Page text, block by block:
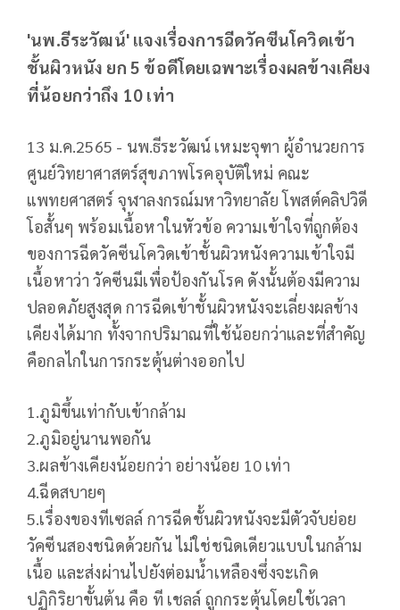
'นพ.ธีระวัฒน์' แจงเรื่องการฉีดวัคซีนโควิดเข้า
ชั้นผิวหนัง ยก 5 ข้อดีโดยเฉพาะเรื่องผลข้างเคียง
ที่น้อยกว่าถึง 10 เท่า
13 ม.ค.2565 - นพ.ธีระวัฒน์ เหมะจุฑา ผู้อำนวยการ
ศูนย์วิทยาศาสตร์สุขภาพโรคอุบัติใหม่ คณะ
แพทยศาสตร์ จุฬาลงกรณ์มหาวิทยาลัย โพสต์คลิปวิดี
โอสั้นๆ พร้อมเนื้อหาในหัวข้อ ความเข้าใจที่ถูกต้อง
ของการฉีดวัคซีนโควิดเข้าชั้นผิวหนังความเข้าใจมี
เนื้อหาว่า วัคซีนมีเพื่อป้องกันโรค ดังนั้นต้องมีความ
ปลอดภัยสูงสุด การฉีดเข้าชั้นผิวหนังจะเลี่ยงผลข้าง
เคียงได้มาก ทั้งจากปริมาณที่ใช้น้อยกว่าและที่สำคัญ
คือกลไกในการกระตุ้นต่างออกไป
1.ภูมิขึ้นเท่ากับเข้ากล้าม
2.ภูมิอยู่นานพอกัน
3.ผลข้างเคียงน้อยกว่า อย่างน้อย 10 เท่า
4.ฉีดสบายๆ
5.เรื่องของทีเซลล์ การฉีดชั้นผิวหนังจะมีตัวจับย่อย
วัคซีนสองชนิดด้วยกัน ไม่ใช่ชนิดเดียวแบบในกล้าม
เนื้อ และส่งผ่านไปยังต่อมน้ำเหลืองซึ่งจะเกิด
ปฏิกิริยาขั้นต้น คือ ที เชลล์ ถูกกระตุ้นโดยใช้เวลา